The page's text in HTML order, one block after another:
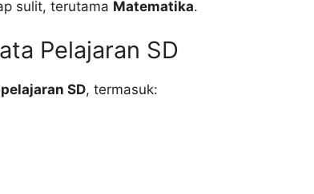
sulit, terutama Matematika.
Pelajaran SD
SD, termasuk: